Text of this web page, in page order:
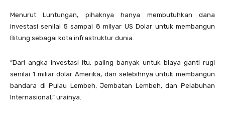
Menurut Luntungan, pihaknya hanya membutuhkan dana
investasi senilai 5 sampai 8 milyar US Dolar untuk membangun
Bitung sebagai kota infrastruktur dunia.
“Dari angka investasi itu, paling banyak untuk biaya ganti rugi
senilai 1 miliar dolar Amerika, dan selebihnya untuk membangun
bandara di Pulau Lembeh, Jembatan Lembeh, dan Pelabuhan
Internasional,” urainya.